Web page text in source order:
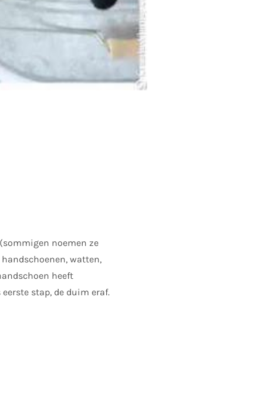
noemen ze
watten,
heeft
stap, de duim eraf.